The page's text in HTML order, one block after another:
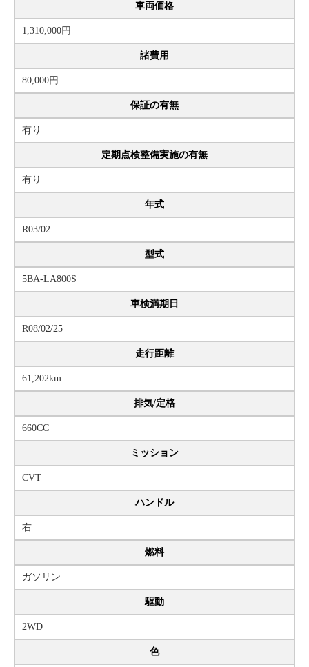
車両価格
1,310,000円
諸費用
80,000円
保証の有無
有り
定期点検整備実施の有無
有り
年式
R03/02
型式
5BA-LA800S
車検満期日
R08/02/25
走行距離
61,202km
排気/定格
660CC
ミッション
CVT
ハンドル
右
燃料
ガソリン
駆動
2WD
色